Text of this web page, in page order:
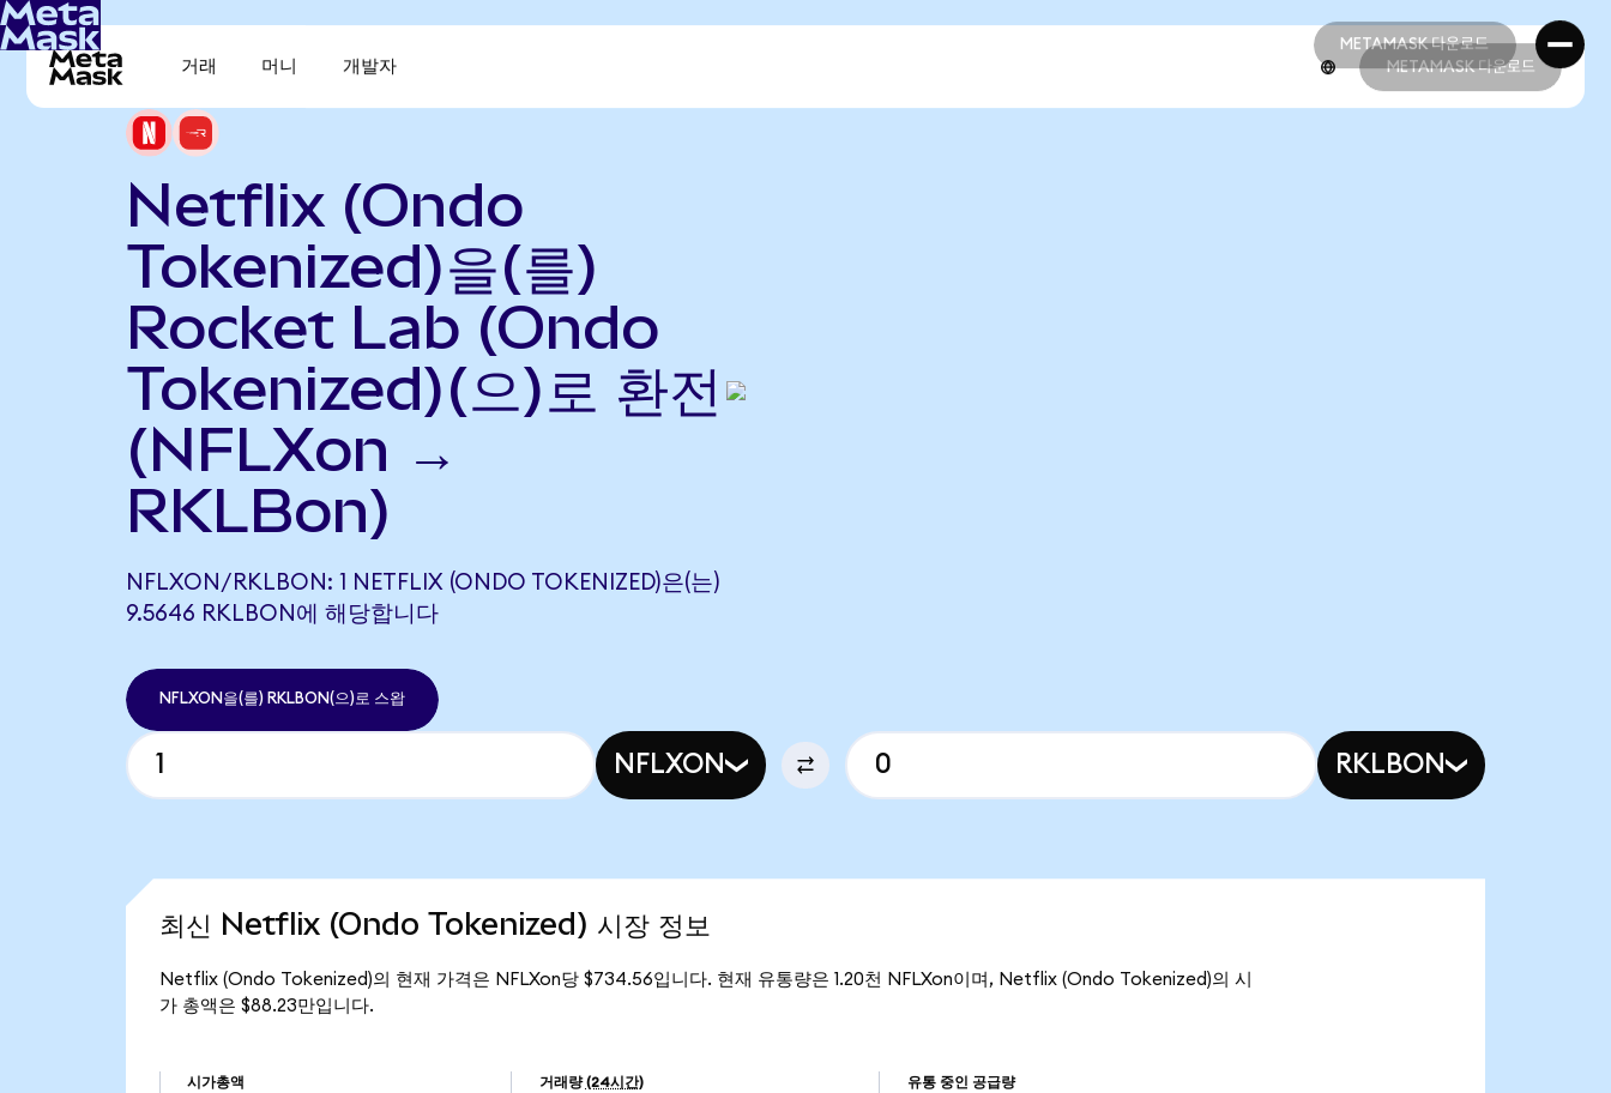
METAMASK 다운로드
METAMASK 다운로드
거래 머니 개발자 METAMASK 다운로드
Netflix (Ondo
Tokenized)을(를)
Rocket Lab (Ondo
Tokenized)(으)로 환전
(NFLXon →
RKLBon)
NFLXON/RKLBON: 1 NETFLIX (ONDO TOKENIZED)은(는)
9.5646 RKLBON에 해당합니다
NFLXON을(를) RKLBON(으)로 스왑
NFLXON RKLBON
최신 Netflix (Ondo Tokenized) 시장 정보
Netflix (Ondo Tokenized)의 현재 가격은 NFLXon당 $734.56입니다. 현재 유통량은 1.20천 NFLXon이며, Netflix (Ondo Tokenized)의 시
가 총액은 $88.23만입니다.
시가총액 거래량 (24시간) 유통 중인 공급량